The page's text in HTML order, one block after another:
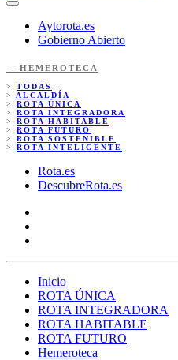
Aytorota.es
Gobierno Abierto
-- HEMEROTECA
> TODAS
> ALCALDÍA
> ROTA ÚNICA
> ROTA INTEGRADORA
> ROTA HABITABLE
> ROTA FUTURO
> ROTA SOSTENIBLE
> ROTA INTELIGENTE
Rota.es
DescubreRota.es
Inicio
ROTA ÚNICA
ROTA INTEGRADORA
ROTA HABITABLE
ROTA FUTURO
Hemeroteca